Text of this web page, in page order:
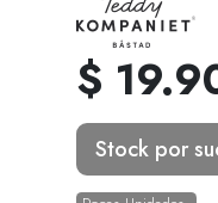
$
Stock por